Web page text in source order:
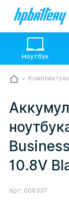
💙💛 Слава
настільки
- пробачте,
тривога. Але
Ноутбук
10.8V
Арт: 006337